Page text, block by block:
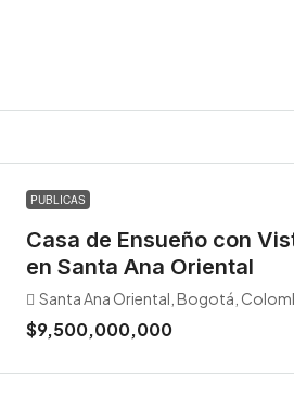
PUBLICAS
Casa de Ensueño con
en Santa Ana Oriental
Santa Ana Oriental, Bogotá,
$9,500,000,000